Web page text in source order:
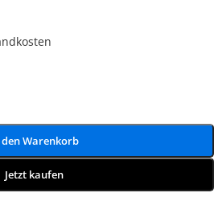
den Warenkorb
Jetzt kaufen